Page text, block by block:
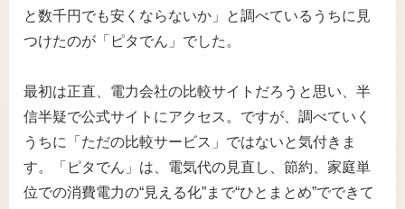
と数千円でも安くならないか」と調べているうちに見
つけたのが「ピタでん」でした。
最初は正直、電力会社の比較サイトだろうと思い、半
信半疑で公式サイトにアクセス。ですが、調べていく
うちに「ただの比較サービス」ではないと気付きま
す。「ピタでん」は、電気代の見直し、節約、家庭単
位での消費電力の“見える化”まで“ひとまとめ”でできて